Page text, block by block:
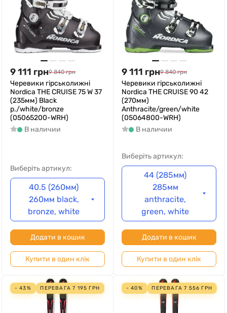
9 111 грн9 840 грн
Черевики гірськолижні
Nordica THE CRUISE 75 W 37
(235мм) Black
p./white/bronze
(05065200-WRH)
В наличии
Виберіть артикул:
40.5 (260мм)
260мм black,
bronze, white
Додати в кошик
Купити в один клік
9 111 грн9 840 грн
Черевики гірськолижні
Nordica THE CRUISE 90 42
(270мм)
Anthracite/green/white
(05064800-WRH)
В наличии
Виберіть артикул:
44 (285мм)
285мм
anthracite,
green, white
Додати в кошик
Купити в один клік
- 43% ПЕРЕВАГА7 195 ГРН - 40% ПЕРЕВАГА7 556 ГРН